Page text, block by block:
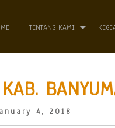
TENTANG KAMI
4, 2018